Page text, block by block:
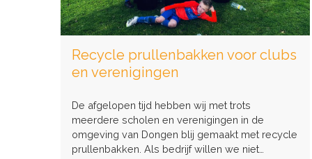
Recycle prullenbakken voor clubs
en verenigingen
De afgelopen tijd hebben wij met trots
meerdere scholen en verenigingen in de
omgeving van Dongen blij gemaakt met recycle
prullenbakken. Als bedrijf willen we niet…